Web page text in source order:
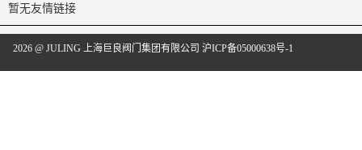
暂无友情链接
2026 @ JULING 上海巨良阀门集团有限公司 沪ICP备05000638号-1